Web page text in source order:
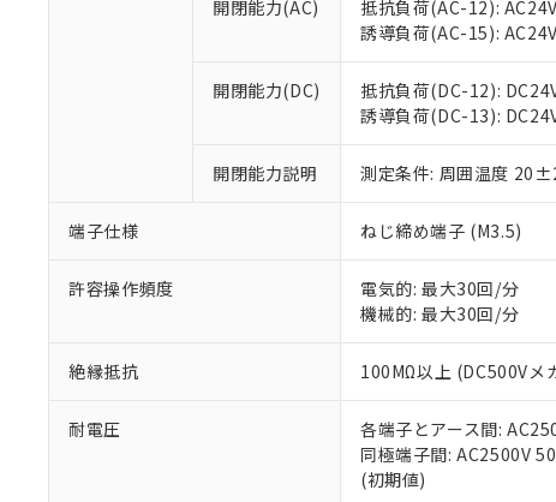
開閉能力(AC)
抵抗負荷(AC-12):
誘導負荷(AC-15):
開閉能力(DC)
抵抗負荷(DC-12):
誘導負荷(DC-13):
開閉能力説明 測定条件: 周囲温度
端子仕様 ねじ締め端子 (M3.5)
許容操作頻度
電気的: 最大30回/分
機械的: 最大30回/分
絶縁抵抗 100MΩ以上 (DC500Vメ
耐電圧
各端子とアース間:
同極端子間: AC2500V
(初期値)
お客様が当ウ
が、当社の製
さい。
※当社の共同利
いる法人を指
※3 非含有証明書
下記の非含有証明書
EU RoHS指令（10
51物質の非含有証明
※本証明書は発行日
また、RoHS指令の
既に当社にて対応品
り割愛しております
「－」：未確認です
白